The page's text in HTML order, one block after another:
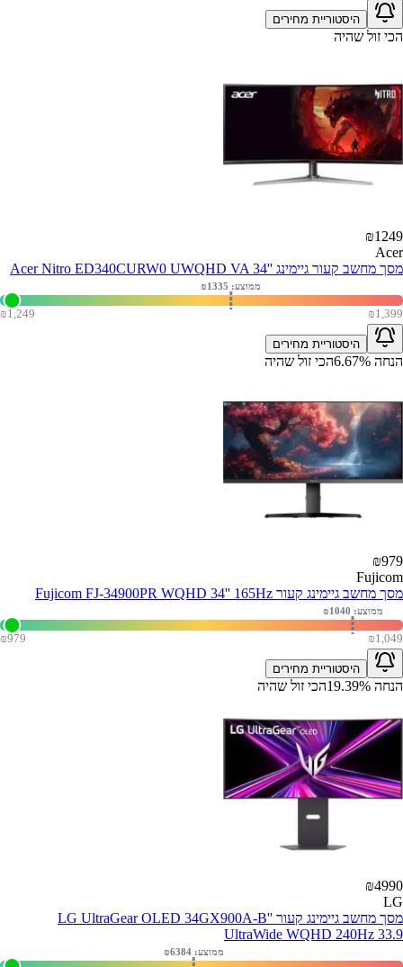
היסטוריית מחירים
הכי זול שהיה
₪1249
Acer
מסך מחשב קעור גיימינג ''Acer Nitro ED340CURW0 UWQHD VA 34
₪1,249 ₪1,399
ממוצע: ₪ 1335
היסטוריית מחירים
הנחה 6.67% הכי זול שהיה
₪979
Fujicom
מסך מחשב גיימינג קעור Fujicom FJ-34900PR WQHD 34'' 165Hz
₪979 ₪1,049
ממוצע: ₪ 1040
היסטוריית מחירים
הנחה 19.39% הכי זול שהיה
₪4990
LG
מסך מחשב גיימינג קעור ''LG UltraGear OLED 34GX900A-B
UltraWide WQHD 240Hz 33.9
ממוצע: ₪6384